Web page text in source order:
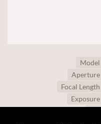
Model
Aperture
Focal Length
Exposure